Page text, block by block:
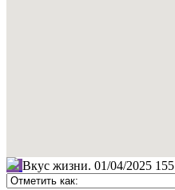
Вкус жизни. 01/04/2025 155